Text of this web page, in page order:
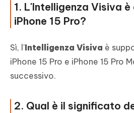
1. L'Intelligenza Visiva
iPhone 15 Pro?
Sì, l'Intelligenza Visiva è
iPhone 15 Pro e iPhone 15 Pro
successivo.
2. Qual è il significato